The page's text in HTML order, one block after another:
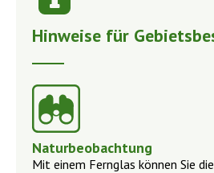
Hinweise für
Naturbeobachtung
Mit einem Fernglas können Sie